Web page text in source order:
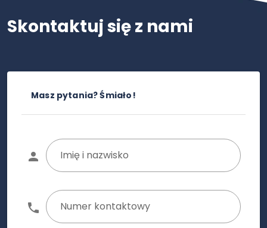
Skontaktuj się z nami
Masz pytania? Śmiało!
Imię i nazwisko
Numer kontaktowy